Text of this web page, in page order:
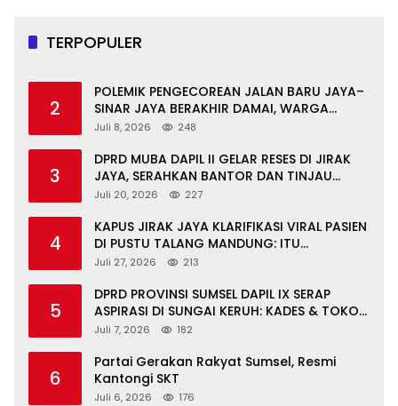
TERPOPULER
2
POLEMIK PENGECOREAN JALAN BARU JAYA–
SINAR JAYA BERAKHIR DAMAI, WARGA
APRESIASI PERAN FORKOPIMCAM DAN DPRD
Juli 8, 2026 248
3
DPRD MUBA DAPIL II GELAR RESES DI JIRAK
JAYA, SERAHKAN BANTOR DAN TINJAU
JALAN RUSAK SERTA TPS 3R
Juli 20, 2026 227
4
KAPUS JIRAK JAYA KLARIFIKASI VIRAL PASIEN
DI PUSTU TALANG MANDUNG: ITU
MISKOMUNIKASI
Juli 27, 2026 213
5
DPRD PROVINSI SUMSEL DAPIL IX SERAP
ASPIRASI DI SUNGAI KERUH: KADES & TOKOH
DESAK INFRASTRUKTUR, PENDIDIKAN,
Juli 7, 2026 182
6
Partai Gerakan Rakyat Sumsel, Resmi
Kantongi SKT
Juli 6, 2026 176